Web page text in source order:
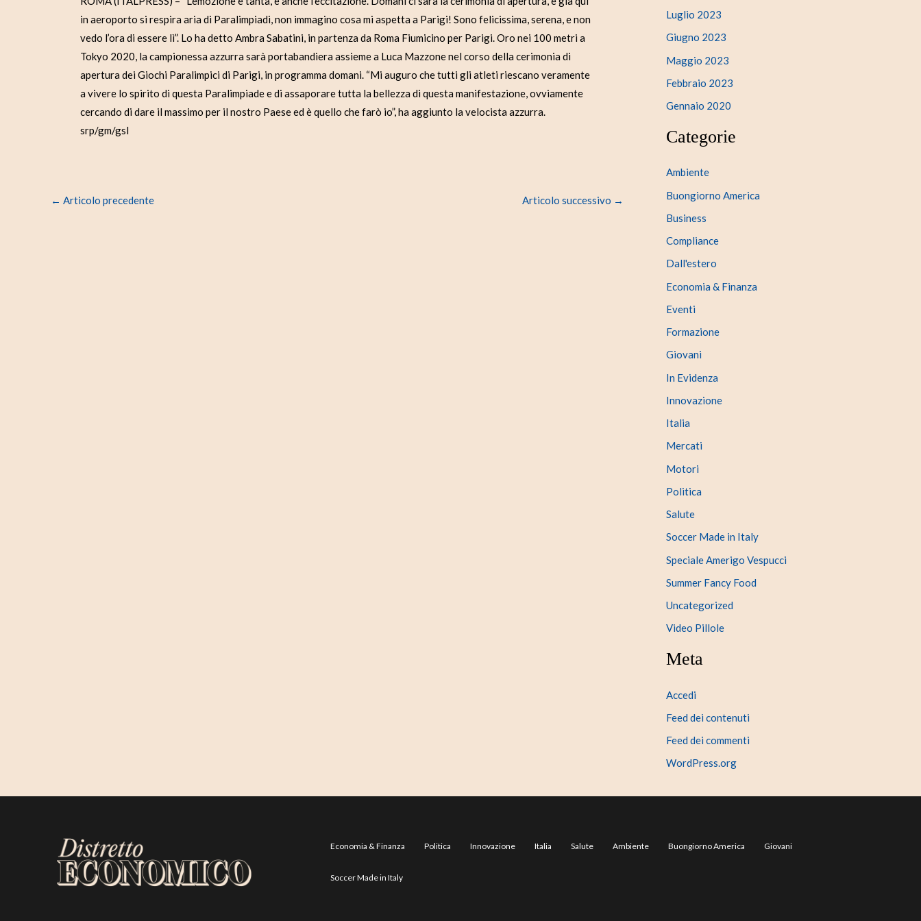
in aeroporto si respira aria di Paralimpiadi, non immagino cosa mi aspetta a Parigi! Sono felicissima, serena, e non
vedo l’ora di essere lì”. Lo ha detto Ambra Sabatini, in partenza da Roma Fiumicino per Parigi. Oro nei 100 metri a
Tokyo 2020, la campionessa azzurra sarà portabandiera assieme a Luca Mazzone nel corso della cerimonia di
apertura dei Giochi Paralimpici di Parigi, in programma domani. “Mi auguro che tutti gli atleti riescano veramente
a vivere lo spirito di questa Paralimpiade e di assaporare tutta la bellezza di questa manifestazione, ovviamente
cercando di dare il massimo per il nostro Paese ed è quello che farò io”, ha aggiunto la velocista azzurra.
srp/gm/gsl
← Articolo precedente Articolo successivo →
Luglio 2023
Giugno 2023
Maggio 2023
Febbraio 2023
Gennaio 2020
Categorie
Ambiente
Buongiorno America
Business
Compliance
Dall'estero
Economia & Finanza
Eventi
Formazione
Giovani
In Evidenza
Innovazione
Italia
Mercati
Motori
Politica
Salute
Soccer Made in Italy
Speciale Amerigo Vespucci
Summer Fancy Food
Uncategorized
Video Pillole
Meta
Accedi
Feed dei contenuti
Feed dei commenti
WordPress.org
Economia & Finanza Politica Innovazione Italia Salute Ambiente Buongiorno America Giovani
Soccer Made in Italy